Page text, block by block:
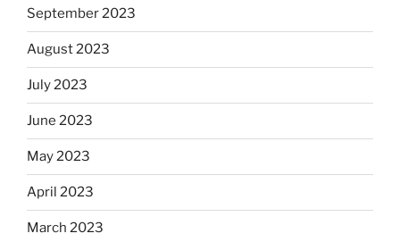
September 2023
August 2023
July 2023
June 2023
May 2023
April 2023
March 2023